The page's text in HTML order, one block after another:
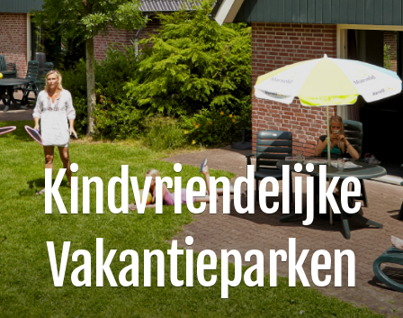
Kindvriendelijke
Vakantieparken